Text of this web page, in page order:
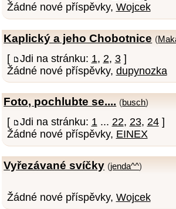
Žádné nové příspěvky, Wojcek
Kaplický a jeho Chobotnice (
[ Jdi na stránku: 1, 2, 3]
Žádné nové příspěvky, dupynozka
Foto, pochlubte se.... (busch)
[ Jdi na stránku: 1 ... 22, 23, 24]
Žádné nové příspěvky, EINEX
Vyřezávané svíčky (jenda^^)
Žádné nové příspěvky, Wojcek